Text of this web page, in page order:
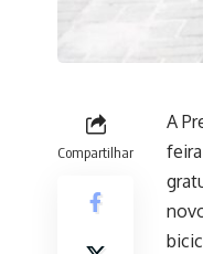
Compartilhar
A